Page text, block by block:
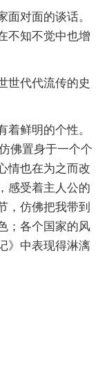
对面的谈话。
不知不觉中也增
代代流传的史
鲜明的个性。
佛置身于一个个
情也在为之而改
感受着主人公的
，仿佛把我带到
；各个国家的风
》中表现得淋漓